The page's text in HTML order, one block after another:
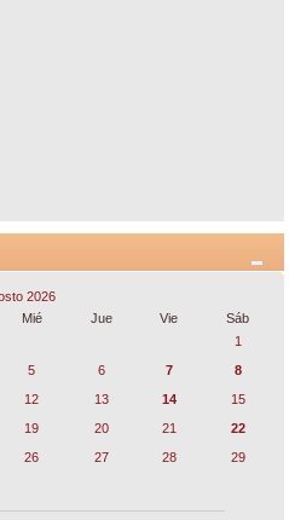
2026
Mié Jue Vie
Sáb
1
5 6 7
8
12 13 14
15
19 20 21
22
26 27 28
29